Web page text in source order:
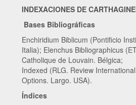
INDEXACIONES DE
Bases Bibliográficas
Enchiridium Biblicum (Pontificio
Italia); Elenchus Bibliographicus
Catholique de Louvain.
Indexed (RLG. Review
Options. Largo. USA).
Índices